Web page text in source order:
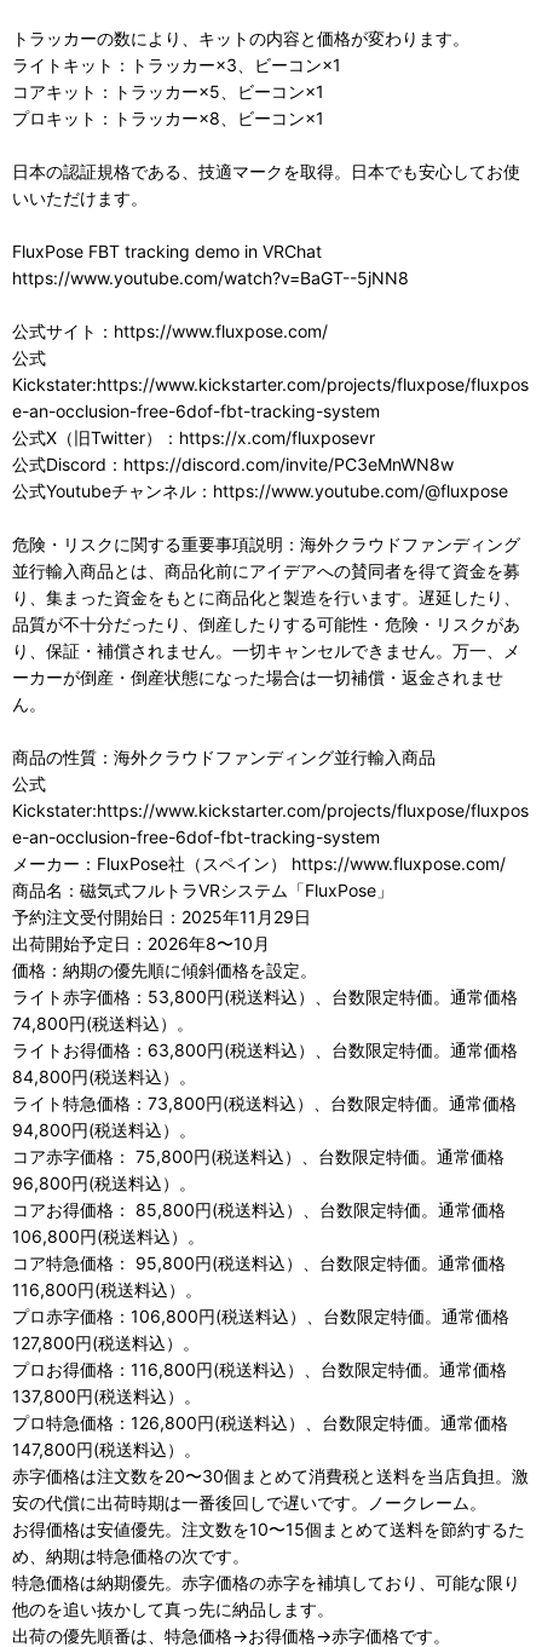
トラッカーの数により、キットの内容と価格が変わります。
ライトキット：トラッカー×3、ビーコン×1
コアキット：トラッカー×5、ビーコン×1
プロキット：トラッカー×8、ビーコン×1
日本の認証規格である、技適マークを取得。日本でも安心してお使
いいただけます。
FluxPose FBT tracking demo in VRChat
https://www.youtube.com/watch?v=BaGT--5jNN8
公式サイト：https://www.fluxpose.com/
公式
Kickstater:https://www.kickstarter.com/projects/fluxpose/fluxpos
e-an-occlusion-free-6dof-fbt-tracking-system
公式X（旧Twitter）：https://x.com/fluxposevr
公式Discord：https://discord.com/invite/PC3eMnWN8w
公式Youtubeチャンネル：https://www.youtube.com/@fluxpose
危険・リスクに関する重要事項説明：海外クラウドファンディング
並行輸入商品とは、商品化前にアイデアへの賛同者を得て資金を募
り、集まった資金をもとに商品化と製造を行います。遅延したり、
品質が不十分だったり、倒産したりする可能性・危険・リスクがあ
り、保証・補償されません。一切キャンセルできません。万一、メ
ーカーが倒産・倒産状態になった場合は一切補償・返金されませ
ん。
商品の性質：海外クラウドファンディング並行輸入商品
公式
Kickstater:https://www.kickstarter.com/projects/fluxpose/fluxpos
e-an-occlusion-free-6dof-fbt-tracking-system
メーカー：FluxPose社（スペイン） https://www.fluxpose.com/
商品名：磁気式フルトラVRシステム「FluxPose」
予約注文受付開始日：2025年11月29日
出荷開始予定日：2026年8〜10月
価格：納期の優先順に傾斜価格を設定。
ライト赤字価格：53,800円(税送料込）、台数限定特価。通常価格
74,800円(税送料込）。
ライトお得価格：63,800円(税送料込）、台数限定特価。通常価格
84,800円(税送料込）。
ライト特急価格：73,800円(税送料込）、台数限定特価。通常価格
94,800円(税送料込）。
コア赤字価格： 75,800円(税送料込）、台数限定特価。通常価格
96,800円(税送料込）。
コアお得価格： 85,800円(税送料込）、台数限定特価。通常価格
106,800円(税送料込）。
コア特急価格： 95,800円(税送料込）、台数限定特価。通常価格
116,800円(税送料込）。
プロ赤字価格：106,800円(税送料込）、台数限定特価。通常価格
127,800円(税送料込）。
プロお得価格：116,800円(税送料込）、台数限定特価。通常価格
137,800円(税送料込）。
プロ特急価格：126,800円(税送料込）、台数限定特価。通常価格
147,800円(税送料込）。
赤字価格は注文数を20〜30個まとめて消費税と送料を当店負担。激
安の代償に出荷時期は一番後回しで遅いです。ノークレーム。
お得価格は安値優先。注文数を10〜15個まとめて送料を節約するた
め、納期は特急価格の次です。
特急価格は納期優先。赤字価格の赤字を補填しており、可能な限り
他のを追い抜かして真っ先に納品します。
出荷の優先順番は、特急価格→お得価格→赤字価格です。